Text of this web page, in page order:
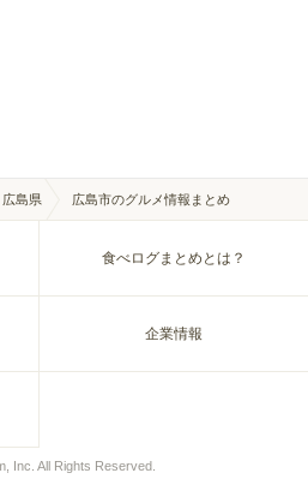
広島県 広島市のグルメ情報まとめ
食べログまとめとは？
企業情報
Inc. All Rights Reserved.